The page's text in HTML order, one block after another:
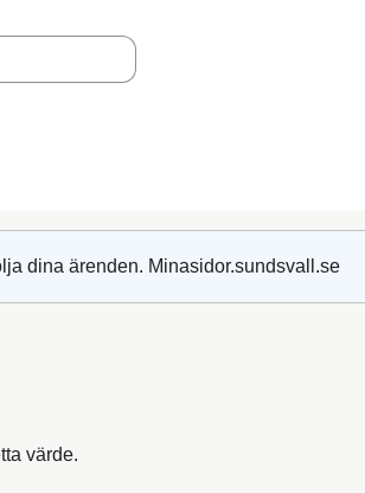
dina ärenden. Minasidor.sundsvall.se
värde.